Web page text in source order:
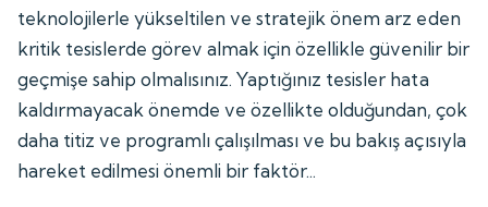
teknolojilerle yükseltilen ve stratejik önem arz eden
kritik tesislerde görev almak için özellikle güvenilir bir
geçmişe sahip olmalısınız. Yaptığınız tesisler hata
kaldırmayacak önemde ve özellikte olduğundan, çok
daha titiz ve programlı çalışılması ve bu bakış açısıyla
hareket edilmesi önemli bir faktör...